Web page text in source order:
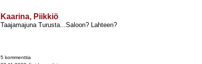
Kaarina, Piikkiö
Taajamajuna Turusta...Saloon? Lahteen?
5 kommenttia